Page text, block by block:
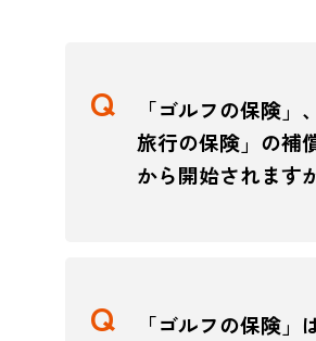
「ゴルフの保険」
旅行の保険」の補
から開始されます
「ゴルフの保険」